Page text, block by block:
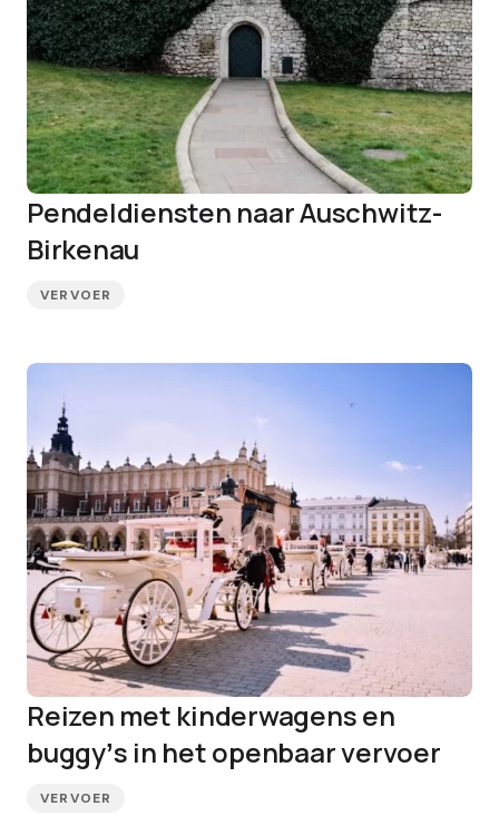
Pendeldiensten naar Auschwitz-
Birkenau
VERVOER
Reizen met kinderwagens en
buggyʼs in het openbaar vervoer
VERVOER